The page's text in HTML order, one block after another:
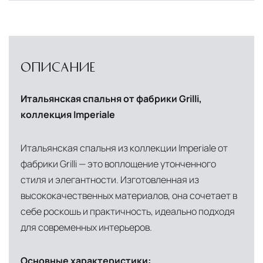
логистическими узлами в ключевых
Дубай, ОАЭ— региональный центр для
— распределительная база для
Средиземноморского региона
Лондон, Великобритания—
логистический хаб для европейского рынка
США— центр доставки для
ОПИСАНИЕ
Итальянская спальня от фабрики Grilli,
коллекция Imperiale
Итальянская спальня из коллекции Imperiale от
фабрики Grilli — это воплощение утонченного
стиля и элегантности. Изготовленная из
высококачественных материалов, она сочетает в
себе роскошь и практичность, идеально подходя
для современных интерьеров.